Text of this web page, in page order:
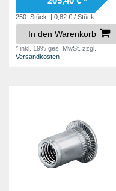
250 Stück | 0,82 € / Stück
In den Warenkorb
*inkl. 19% ges. MwSt. zzgl.
Versandkosten